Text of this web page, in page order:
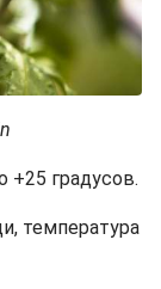
+25 градусов.
температура